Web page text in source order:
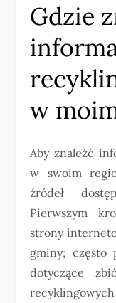
Gdzie
w
Aby znaleźć
w swoim
źródeł
Pierwszym
strony
gminy; często
dotyczące